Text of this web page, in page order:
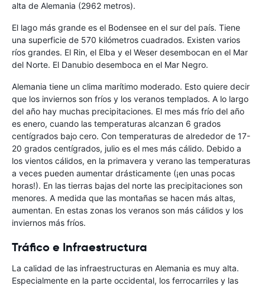
alta de Alemania (2962 metros).
El lago más grande es el Bodensee en el sur del país. Tiene
una superficie de 570 kilómetros cuadrados. Existen varios
ríos grandes. El Rin, el Elba y el Weser desembocan en el Mar
del Norte. El Danubio desemboca en el Mar Negro.
Alemania tiene un clima marítimo moderado. Esto quiere decir
que los inviernos son fríos y los veranos templados. A lo largo
del año hay muchas precipitaciones. El mes más frío del año
es enero, cuando las temperaturas alcanzan 6 grados
centígrados bajo cero. Con temperaturas de alrededor de 17-
20 grados centígrados, julio es el mes más cálido. Debido a
los vientos cálidos, en la primavera y verano las temperaturas
a veces pueden aumentar drásticamente (¡en unas pocas
horas!). En las tierras bajas del norte las precipitaciones son
menores. A medida que las montañas se hacen más altas,
aumentan. En estas zonas los veranos son más cálidos y los
inviernos más fríos.
Tráfico e Infraestructura
La calidad de las infraestructuras en Alemania es muy alta.
Especialmente en la parte occidental, los ferrocarriles y las